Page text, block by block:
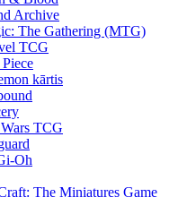
Archive
The Gathering (MTG)
TCG
kārtis
TCG
Oh
The Miniatures Game